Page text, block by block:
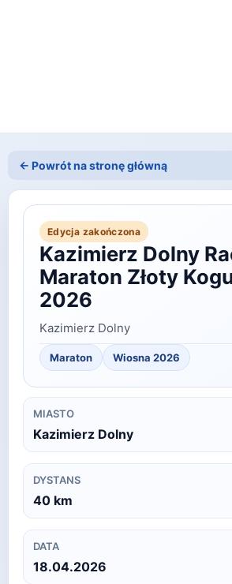
← Powrót na stronę główną
Edycja zakończona
Kazimierz Dolny
Maraton Złoty
2026
Kazimierz Dolny
Maraton Wiosna 2026
MIASTO
Kazimierz Dolny
DYSTANS
40 km
DATA
18.04.2026